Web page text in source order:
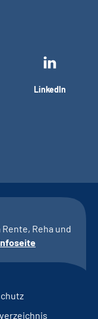
LinkedIn
Reha und